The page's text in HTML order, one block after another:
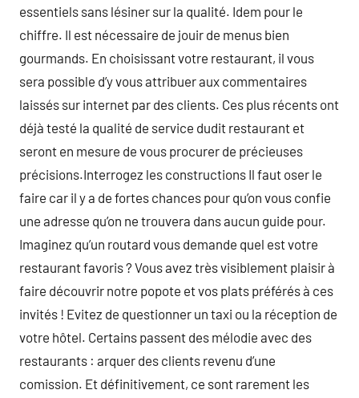
essentiels sans lésiner sur la qualité. Idem pour le
chiffre. Il est nécessaire de jouir de menus bien
gourmands. En choisissant votre restaurant, il vous
sera possible d’y vous attribuer aux commentaires
laissés sur internet par des clients. Ces plus récents ont
déjà testé la qualité de service dudit restaurant et
seront en mesure de vous procurer de précieuses
précisions.Interrogez les constructions Il faut oser le
faire car il y a de fortes chances pour qu’on vous confie
une adresse qu’on ne trouvera dans aucun guide pour.
Imaginez qu’un routard vous demande quel est votre
restaurant favoris ? Vous avez très visiblement plaisir à
faire découvrir notre popote et vos plats préférés à ces
invités ! Evitez de questionner un taxi ou la réception de
votre hôtel. Certains passent des mélodie avec des
restaurants : arquer des clients revenu d’une
comission. Et définitivement, ce sont rarement les